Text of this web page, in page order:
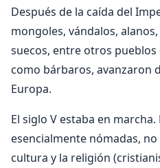
Después de la caída del
mongoles, vándalos,
suecos, entre otros
como bárbaros, avanzaron
Europa.
El siglo V estaba en
esencialmente nómadas,
cultura y la religión